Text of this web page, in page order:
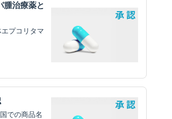
腫治療薬と
プコリタマ
での商品名